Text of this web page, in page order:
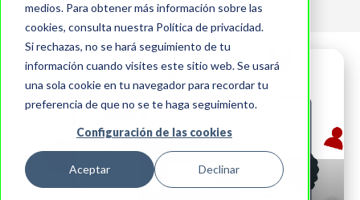
medios. Para obtener más información sobre las
cookies, consulta nuestra Política de privacidad.
Si rechazas, no se hará seguimiento de tu
información cuando visites este sitio web. Se usará
una sola cookie en tu navegador para recordar tu
preferencia de que no se te haga seguimiento.
Configuración de las cookies
Aceptar Declinar
Destacado
¡Personas inescrupulosas están